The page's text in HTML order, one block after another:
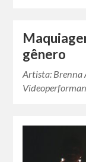
gênero
Artista: Brenna